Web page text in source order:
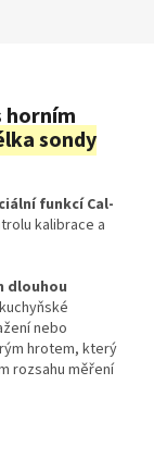
horním
sondy
funkcí Cal-
kalibrace a
dlouhou
nebo
hrotem, který
rozsahu měření